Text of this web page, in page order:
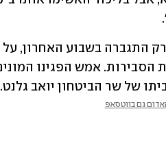
של שר הביטחון יואב גלנט.
גם בווטסאפ